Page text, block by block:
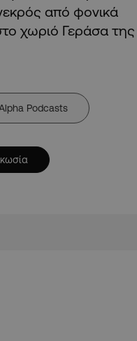
από φονικά
χωριό Γεράσα της
Podcasts